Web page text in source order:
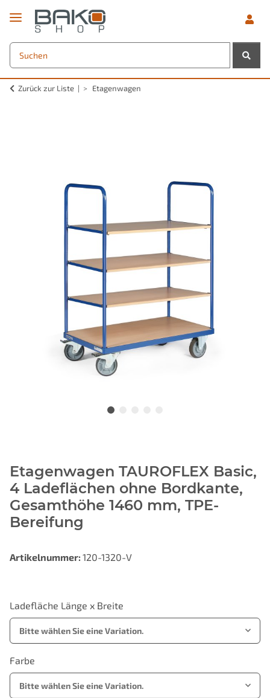
Zurück zur Liste Etagenwagen
Etagenwagen TAUROFLEX Basic,
4 Ladeflächen ohne Bordkante,
Gesamthöhe 1460 mm, TPE-
Bereifung
Artikelnummer: 120-1320-V
Ladefläche Länge x Breite
Bitte wählen Sie eine Variation.
Farbe
Bitte wählen Sie eine Variation.